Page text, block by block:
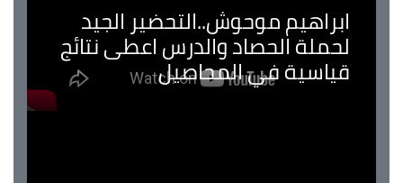
ابراهيم موحوش..التحضير الجيد
لحملة الحصاد والدرس اعطى نتائج
قياسية في المحاصيل